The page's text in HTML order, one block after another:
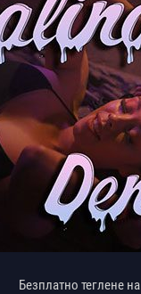
Безплатно теглене на